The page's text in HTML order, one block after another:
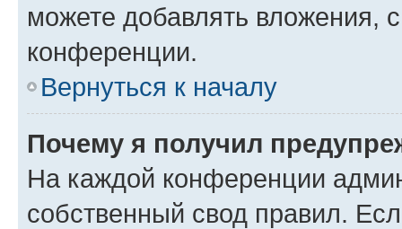
можете добавлять вложения,
конференции.
Вернуться к началу
Почему я получил
На каждой конференции
собственный свод правил.